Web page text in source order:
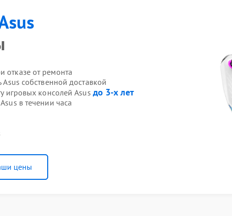
отказе от ремонта
собственной доставкой
игровых консолей Asus до 3-х лет
в течении часа
цены